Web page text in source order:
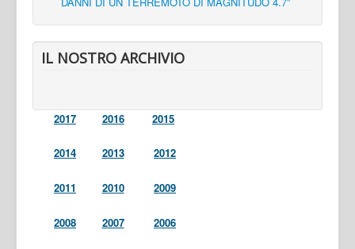
IL NOSTRO ARCHIVIO
2017 2016 2015
2014 2013 2012
2011 2010 2009
2008 2007 2006